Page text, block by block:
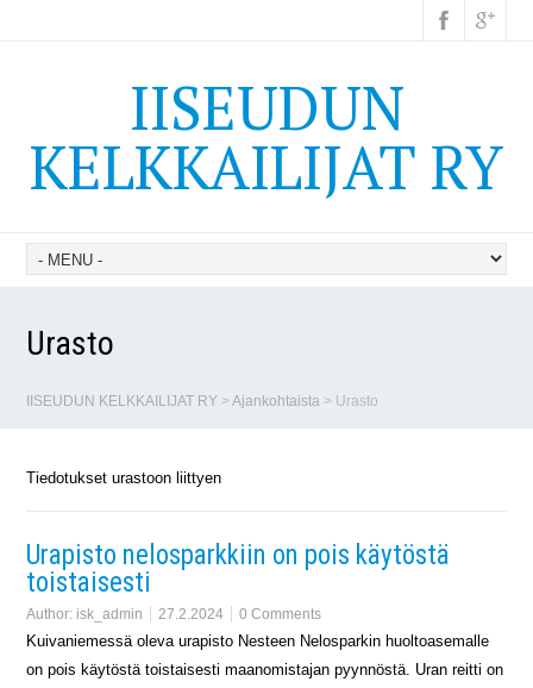
IISEUDUN
KELKKAILIJAT RY
Urasto
IISEUDUN KELKKAILIJAT RY >Ajankohtaista > Urasto
Tiedotukset urastoon liittyen
Urapisto nelosparkkiin on pois käytöstä
toistaisesti
Author: isk_admin 27.2.2024 0 Comments
Kuivaniemessä oleva urapisto Nesteen Nelosparkin huoltoasemalle
on pois käytöstä toistaisesti maanomistajan pyynnöstä. Uran reitti on